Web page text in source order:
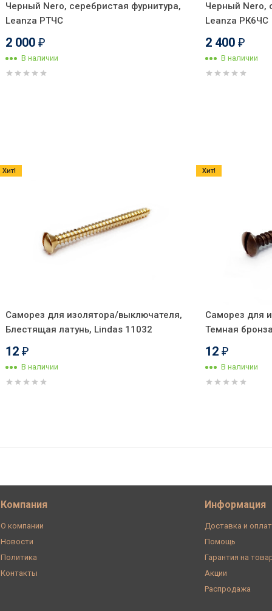
Черный Nero, серебристая фурнитура,
Leanza РТЧС
2 000 ₽
В наличии
Черный Nero,
Leanza РК6ЧС
2 400 ₽
В наличии
Саморез для изолятора/выключателя,
Блестящая латунь, Lindas 11032
12 ₽
В наличии
Хит!
Саморез для
Темная
12 ₽
В наличии
Хит!
Компания
О компании
Новости
Политика
Контакты
Информация
Доставка и
Помощь
Гарантия на
Акции
Распродажа